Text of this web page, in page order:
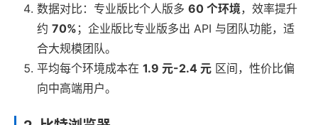
数据对比：专业版比个人版多 60 个环境，效率提升
约 70% ；企业版比专业版多出 API 与团队功能，适
合大规模团队。
平均每个环境成本在 1.9 元-2.4 元 区间，性价比偏
向中高端用户。